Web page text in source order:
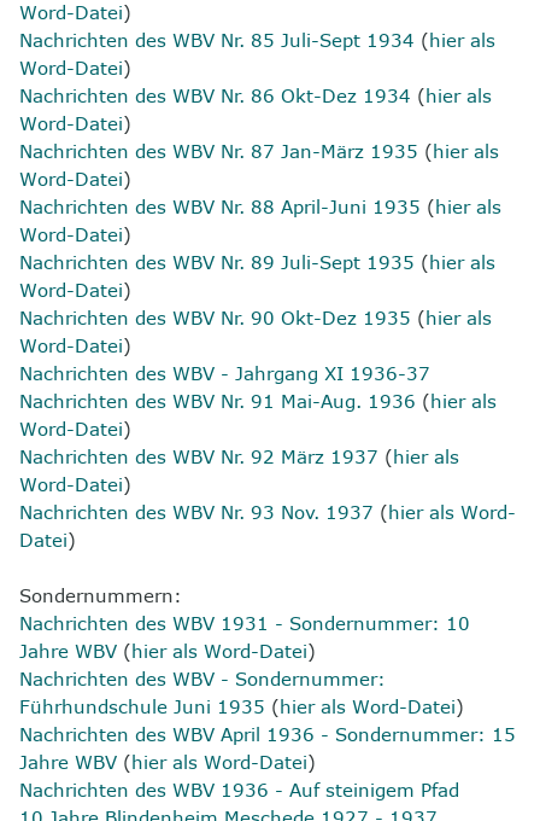
Word-Datei)
Nachrichten des WBV Nr. 85 Juli-Sept 1934 (hier als
Word-Datei)
Nachrichten des WBV Nr. 86 Okt-Dez 1934 (hier als
Word-Datei)
Nachrichten des WBV Nr. 87 Jan-März 1935 (hier als
Word-Datei)
Nachrichten des WBV Nr. 88 April-Juni 1935 (hier als
Word-Datei)
Nachrichten des WBV Nr. 89 Juli-Sept 1935 (hier als
Word-Datei)
Nachrichten des WBV Nr. 90 Okt-Dez 1935 (hier als
Word-Datei)
Nachrichten des WBV - Jahrgang XI 1936-37
Nachrichten des WBV Nr. 91 Mai-Aug. 1936 (hier als
Word-Datei)
Nachrichten des WBV Nr. 92 März 1937 (hier als
Word-Datei)
Nachrichten des WBV Nr. 93 Nov. 1937 (hier als Word-
Datei)
Sondernummern:
Nachrichten des WBV 1931 - Sondernummer: 10
Jahre WBV (hier als Word-Datei)
Nachrichten des WBV - Sondernummer:
Führhundschule Juni 1935 (hier als Word-Datei)
Nachrichten des WBV April 1936 - Sondernummer: 15
Jahre WBV (hier als Word-Datei)
Nachrichten des WBV 1936 - Auf steinigem Pfad